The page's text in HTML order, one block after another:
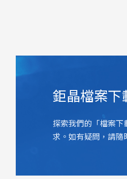
鉅晶檔案下
探索我們的「檔案
求。如有疑問，請隨